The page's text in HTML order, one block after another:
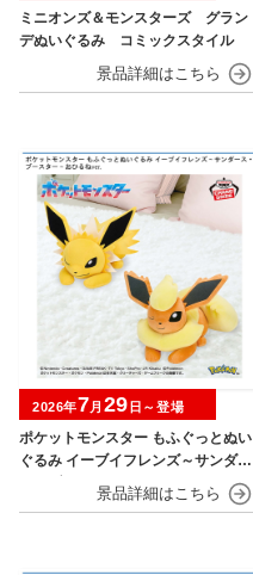
ミニオンズ＆モンスターズ グラン
デぬいぐるみ コミックスタイル
ポケットモンスター もふぐっとぬい
ぐるみ イーブイフレンズ～サンダー
ス・ブースター～おひるねver.
2026年7月 29 日～登場